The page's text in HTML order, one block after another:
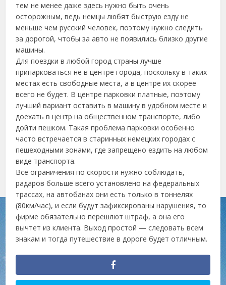
тем не менее даже здесь нужно быть очень
осторожным, ведь немцы любят быструю езду не
меньше чем русский человек, поэтому нужно следить
за дорогой, чтобы за авто не появились близко другие
машины.
Для поездки в любой город страны лучше
припарковаться не в центре города, поскольку в таких
местах есть свободные места, а в центре их скорее
всего не будет. В центре парковки платные, поэтому
лучший вариант оставить в машину в удобном месте и
доехать в центр на общественном транспорте, либо
дойти пешком. Такая проблема парковки особенно
часто встречается в старинных немецких городах с
пешеходными зонами, где запрещено ездить на любом
виде транспорта.
Все ограничения по скорости нужно соблюдать,
радаров больше всего установлено на федеральных
трассах, на автобанах они есть только в тоннелях
(80км/час), и если будут зафиксированы нарушения, то
фирме обязательно перешлют штраф, а она его
вычтет из клиента. Выход простой — следовать всем
знакам и тогда путешествие в дороге будет отличным.